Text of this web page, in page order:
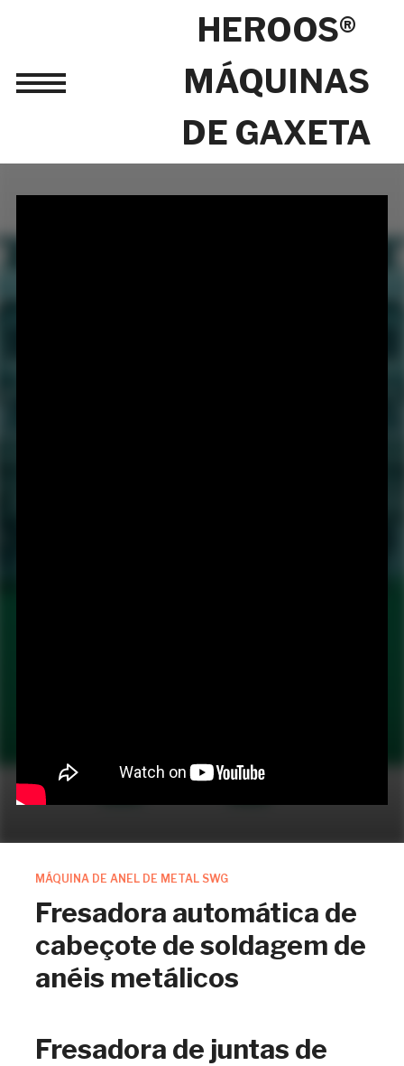
Toggle
HEROOS®
MÁQUINAS
DE GAXETA
MÁQUINA DE ANEL DE METAL SWG
Fresadora automática de
cabeçote de soldagem de
anéis metálicos
Fresadora de juntas de